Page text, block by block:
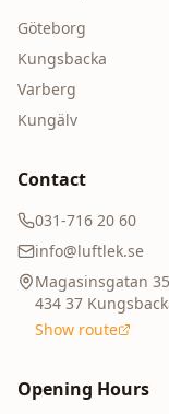
Göteborg
Kungsbacka
Varberg
Kungälv
Contact
031-716 20 60
info@luftlek.se
Magasinsgatan 35
434 37
Show route
Opening Hours